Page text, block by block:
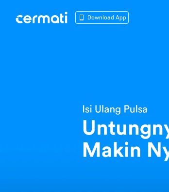
Download App